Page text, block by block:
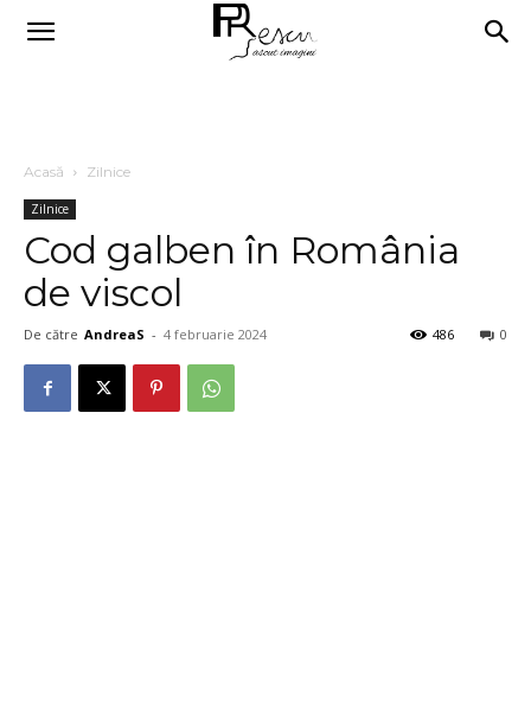
Acasă Zilnice
Zilnice
Cod galben în România
de viscol
De către AndreaS - 4 februarie 2024 0
486